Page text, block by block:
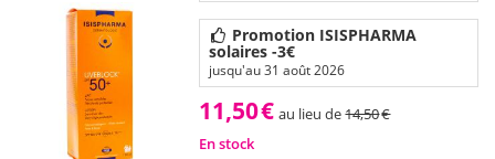
Promotion ISISPHARMA
solaires -3€
jusqu'au 31 août 2026
11,50€ au lieu de14,50€
En stock